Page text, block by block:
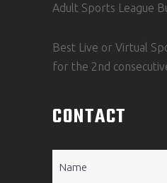
Adult Sports League
Best Live or Virtual
for the 2nd
CONTACT